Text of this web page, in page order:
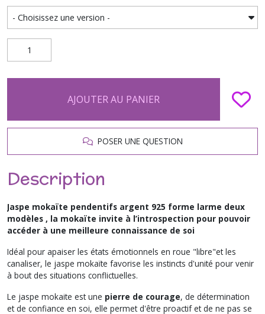
AJOUTER AU PANIER
POSER UNE QUESTION
Description
Jaspe mokaïte pendentifs argent 925 forme larme deux
modèles , la mokaïte invite à l’introspection pour pouvoir
accéder à une meilleure connaissance de soi
Idéal pour apaiser les états émotionnels en roue "libre"et les
canaliser, le jaspe mokaïte favorise les instincts d'unité pour venir
à bout des situations conflictuelles.
Le jaspe mokaite est une pierre de courage, de détermination
et de confiance en soi, elle permet d'être proactif et de ne pas se